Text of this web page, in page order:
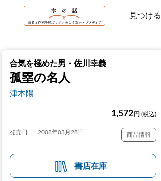
見つける
合気を極めた男・佐川幸義
孤塁の名人
津本陽
1,572 円 (税込)
発売日 2008年03月28日 商品情報
書店在庫